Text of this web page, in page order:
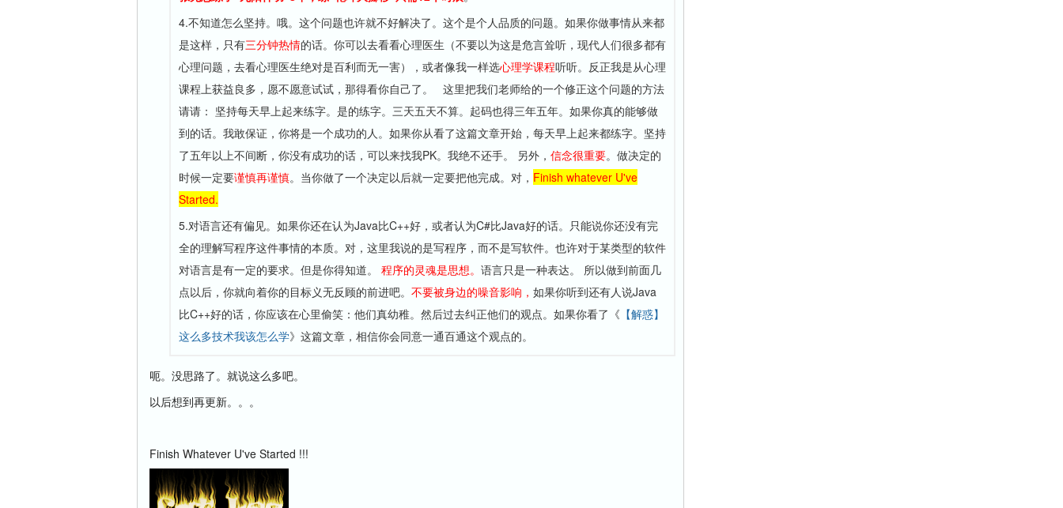
4.不知道怎么坚持。哦。这个问题也许就不好解决了。这个是个人品质的问题。如果你做事情从来都
是这样，只有三分钟热情的话。你可以去看看心理医生（不要以为这是危言耸听，现代人们很多都有
心理问题，去看心理医生绝对是百利而无一害），或者像我一样选心理学课程听听。反正我是从心理
课程上获益良多，愿不愿意试试，那得看你自己了。 这里把我们老师给的一个修正这个问题的方法
请请： 坚持每天早上起来练字。是的练字。三天五天不算。起码也得三年五年。如果你真的能够做
到的话。我敢保证，你将是一个成功的人。如果你从看了这篇文章开始，每天早上起来都练字。坚持
了五年以上不间断，你没有成功的话，可以来找我PK。我绝不还手。 另外， 信念很重要。做决定的
时候一定要谨慎再谨慎。当你做了一个决定以后就一定要把他完成。对， Finish whatever U've
Started.
5.对语言还有偏见。如果你还在认为Java比C++好，或者认为C#比Java好的话。只能说你还没有完
全的理解写程序这件事情的本质。对，这里我说的是写程序，而不是写软件。也许对于某类型的软件
对语言是有一定的要求。但是你得知道。 程序的灵魂是思想。 语言只是一种表达。 所以做到前面几
点以后，你就向着你的目标义无反顾的前进吧。 不要被身边的噪音影响， 如果你听到还有人说Java
比C++好的话，你应该在心里偷笑：他们真幼稚。然后过去纠正他们的观点。如果你看了《 【解惑】
这么多技术我该怎么学》这篇文章，相信你会同意一通百通这个观点的。
呃。没思路了。就说这么多吧。
以后想到再更新。。。
Finish Whatever U've Started !!!